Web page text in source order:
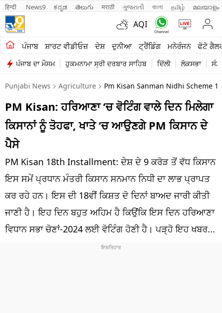
हिन्दी News9 ಕನ್ನಡ తెలుగు मराठी ગુજરાતી বাংলা தமிழ் മലയാളം
AQI
ਪੰਜਾਬ ਸ਼ਾਰਟ ਵੀਡੀਓਜ਼ ਦੇਸ਼ ਦੁਨੀਆ ਟ੍ਰੈਂਡਿੰਗ ਮਨੋਰੰਜਨ ਫੋਟੋ
ਪੰਜਾਬ ਦਾ ਮੌਸਮ ਹੁਕਮਨਾਮਾ ਸ੍ਰੀ ਦਰਬਾਰ ਸਾਹਿਬ ਦਿੱਲੀ ਲੋਕਸਭਾ
ਖੇਤੀਬਾੜੀ
ਸ਼ਾਰਟ ਵੀਡੀਓਜ਼
ਕਾਰੋਬਾਰ
ਕਰਿਅਰ
ਮਨੋਰੰਜਨ
ਦੇਸ਼
ਲਾਈਫ ਸਟਾਈਲ
ਪੰਜਾਬ
ਧਰਮ
Punjabi News Agriculture Pm Kisan Sanman Nidhi Scheme
PM Kisan: ਹਰਿਆਣਾ ‘ਚ ਵੋਟਿੰਗ ਵਾਲੇ ਦਿਨ ਮਿਲੇਗਾ
ਕਿਸਾਨਾਂ ਨੂੰ ਤੋਹਫਾ, ਖਾਤੇ ‘ਚ ਆਉਣਗੇ PM ਕਿਸਾਨ ਦੇ
ਪੈਸੇ
PM Kisan 18th Installment: ਦੇਸ਼ ਦੇ 9 ਕਰੋੜ ਤੋਂ ਵੱਧ ਕਿਸਾਨ
ਇਸ ਸਮੇਂ ਪ੍ਰਧਾਨ ਮੰਤਰੀ ਕਿਸਾਨ ਸਨਮਾਨ ਨਿਧੀ ਦਾ ਲਾਭ ਪ੍ਰਾਪਤ
ਕਰ ਰਹੇ ਹਨ। ਇਸ ਦੀ 18ਵੀਂ ਕਿਸ਼ਤ ਦੋ ਦਿਨਾਂ ਬਾਅਦ ਜਾਰੀ ਕੀਤੀ
ਜਾਣੀ ਹੈ। ਇਹ ਦਿਨ ਬਹੁਤ ਅਹਿਮ ਹੈ ਕਿਉਂਕਿ ਇਸ ਦਿਨ ਹਰਿਆਣਾ
ਵਿਧਾਨ ਸਭਾ ਚੋਣਾਂ-2024 ਲਈ ਵੋਟਿੰਗ ਹੋਣੀ ਹੈ। ਪੜ੍ਹੋ ਇਹ ਖਬਰ...